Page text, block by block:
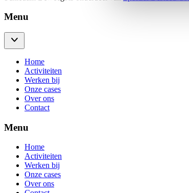
Menu
Home
Activiteiten
Werken bij
Onze cases
Over ons
Contact
Menu
Home
Activiteiten
Werken bij
Onze cases
Over ons